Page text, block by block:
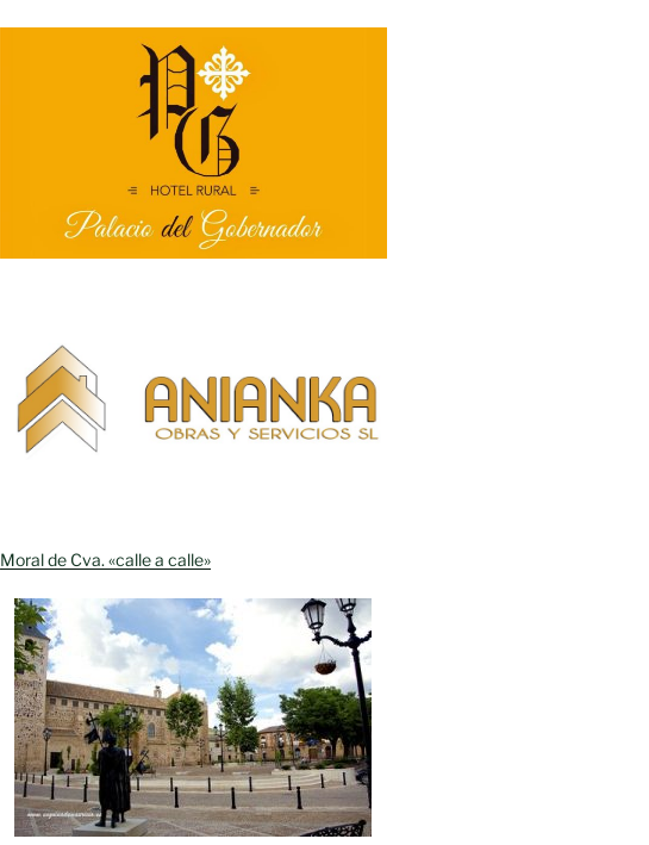
Moral de Cva. «calle a calle»